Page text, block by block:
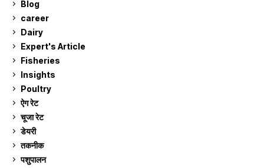
Blog
career
Dairy
Expert's Article
Fisheries
Insights
Poultry
ऐग रेट
चूजा रेट
डेयरी
तकनीक
पशुपालन